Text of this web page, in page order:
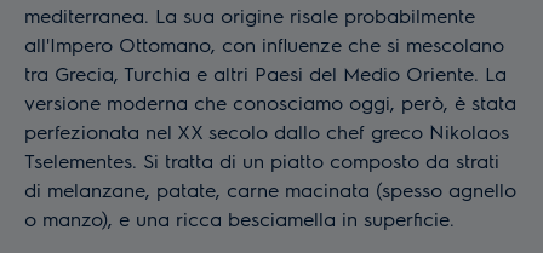
mediterranea. La sua origine risale probabilmente
all'Impero Ottomano, con influenze che si mescolano
tra Grecia, Turchia e altri Paesi del Medio Oriente. La
versione moderna che conosciamo oggi, però, è stata
perfezionata nel XX secolo dallo chef greco Nikolaos
Tselementes. Si tratta di un piatto composto da strati
di melanzane, patate, carne macinata (spesso agnello
o manzo), e una ricca besciamella in superficie.